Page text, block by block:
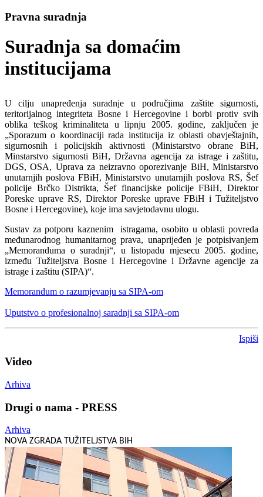
Pravna suradnja
Suradnja sa domaćim
institucijama
U cilju unapređenja suradnje u područjima zaštite sigurnosti,
teritorijalnog integriteta Bosne i Hercegovine i borbi protiv svih
oblika teškog kriminaliteta u lipnju 2005. godine, zaključen je
„Sporazum o koordinaciji rada institucija iz oblasti obavještajnih,
sigurnosnih i policijskih aktivnosti (Ministarstvo obrane BiH,
Minstarstvo sigurnosti BiH, Državna agencija za istrage i zaštitu,
DGS, OSA, Uprava za neizravno oporezivanje BiH, Ministarstvo
unutarnjih poslova FBiH, Ministarstvo unutarnjih poslova RS, Šef
policije Brčko Distrikta, Šef financijske policije FBiH, Direktor
Poreske uprave RS, Direktor Poreske uprave FBiH i Tužiteljstvo
Bosne i Hercegovine), koje ima savjetodavnu ulogu.
Sustav za potporu kaznenim istragama, osobito u oblasti povreda
međunarodnog humanitarnog prava, unaprijeđen je potpisivanjem
„Memoranduma o suradnji“, u listopadu mjesecu 2005. godine,
između Tužiteljstva Bosne i Hercegovine i Državne agencije za
istrage i zaštitu (SIPA)“.
Memorandum o razumjevanju sa SIPA-om
Uputstvo o profesionalnoj saradnji sa SIPA-om
Ispiši
Video
Arhiva
Drugi o nama - PRESS
Arhiva
NOVA ZGRADA TUŽITELJSTVA BIH